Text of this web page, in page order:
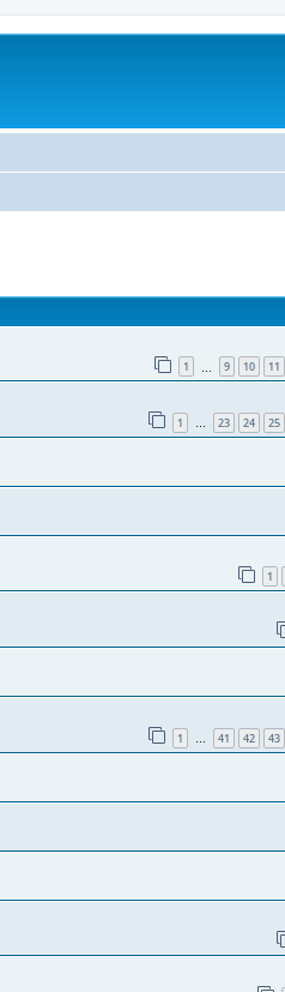
1 9 10 11
1 … 23 24 25
1
1 … 41 42 43